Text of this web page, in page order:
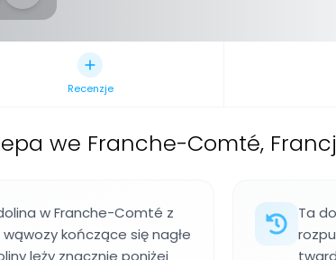
Recenzje
we Franche-Comté,
w Franche-Comté z
kończące się nagłe
leży znacznie poniżej
Ta